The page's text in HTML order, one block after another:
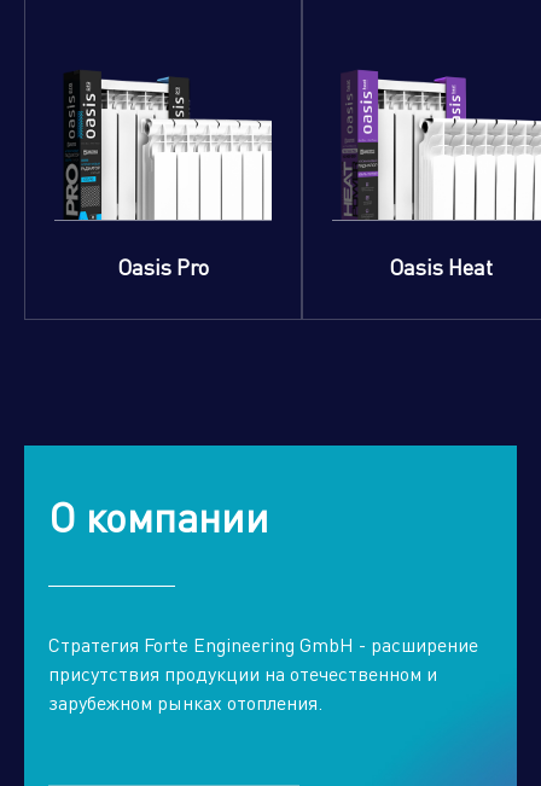
Oasis Pro Oasis Heat
О компании
Стратегия Forte Engineering GmbH - расширение
присутствия продукции на отечественном и
зарубежном рынках отопления.